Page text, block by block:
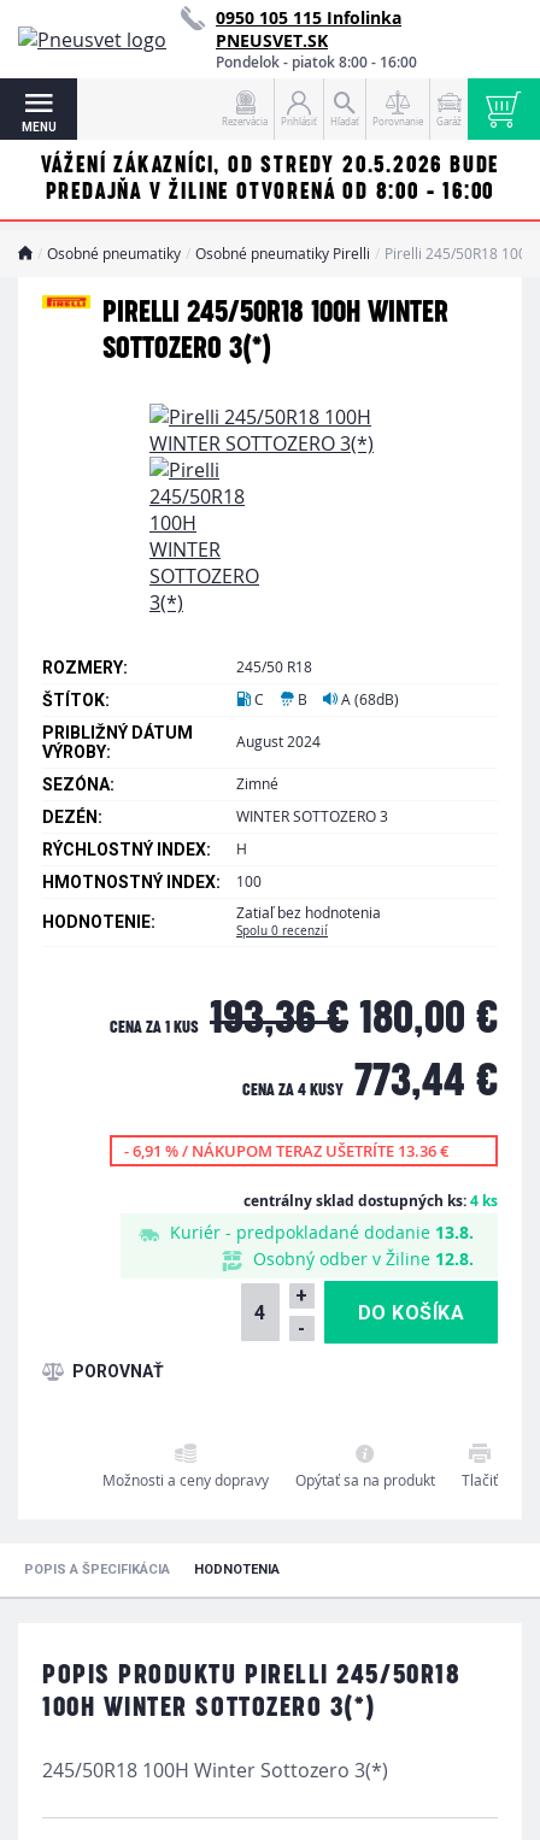
0950 105 115 Infolinka
PNEUSVET.SK
Pondelok - piatok 8:00 - 16:00
MENU Rezervácia Prihlásiť Hľadať Porovnanie Garáž
VÁŽENÍ ZÁKAZNÍCI, OD STREDY 20.5.2026 BUDE
PREDAJŇA V ŽILINE OTVORENÁ OD 8:00 - 16:00
Osobné pneumatiky Osobné pneumatiky Pirelli Pirelli 245/50R18 100H
PIRELLI 245/50R18 100H WINTER
SOTTOZERO 3(*)
ROZMERY: 245/50 R18
ŠTÍTOK: C B A (68dB)
PRIBLIŽNÝ DÁTUM
VÝROBY:
August 2024
SEZÓNA: Zimné
DEZÉN: WINTER SOTTOZERO 3
RÝCHLOSTNÝ INDEX: H
HMOTNOSTNÝ INDEX: 100
HODNOTENIE: Zatiaľ bez hodnotenia
Spolu 0 recenzií
CENA ZA 1 KUS 193,36 € 180,00 €
CENA ZA 4 KUSY 773,44 €
- 6,91 % / NÁKUPOM TERAZ UŠETRÍTE 13.36 €
centrálny sklad dostupných ks:4 ks
Kuriér - predpokladané dodanie 13.8.
Osobný odber v Žiline 12.8.
+
-
Možnosti a ceny dopravy Opýtať sa na produkt Tlačiť
POPIS A ŠPECIFIKÁCIA HODNOTENIA
POPIS PRODUKTU PIRELLI 245/50R18
100H WINTER SOTTOZERO 3(*)
245/50R18 100H Winter Sottozero 3(*)